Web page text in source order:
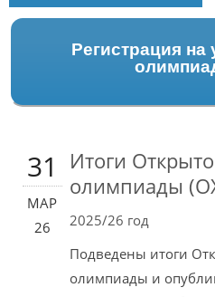
navigation
Регистрация на
31
МАР
26
Итоги
олимпиады
2025/26 год
Подведены итоги
олимпиады и